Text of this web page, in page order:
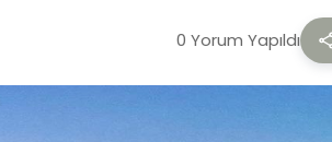
0 Yorum Yapıldı